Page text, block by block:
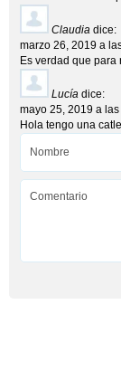
Claudia dice:
marzo 26, 2019 a
Es verdad que
Lucía dice:
mayo 25, 2019 a
Hola tengo una